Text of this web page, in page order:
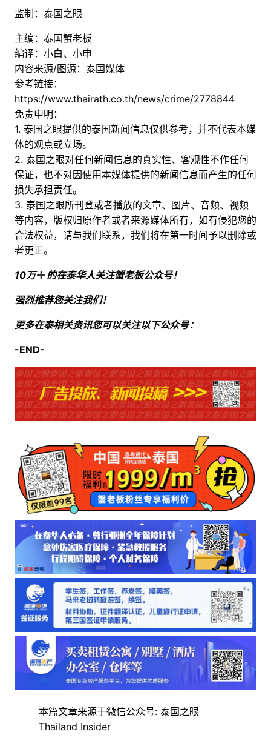
监制：泰国之眼
主编：泰国蟹老板
编译：小白、小申
内容来源/图源：泰国媒体
参考链接：
https://www.thairath.co.th/news/crime/2778844
免责申明：
1. 泰国之眼提供的泰国新闻信息仅供参考，并不代表本媒
体的观点或立场。
2. 泰国之眼对任何新闻信息的真实性、客观性不作任何
保证，也不对因使用本媒体提供的新闻信息而产生的任何
损失承担责任。
3. 泰国之眼所刊登或者播放的文章、图片、音频、视频
等内容，版权归原作者或者来源媒体所有，如有侵犯您的
合法权益，请与我们联系，我们将在第一时间予以删除或
者更正。
10万 的在泰华人关注蟹老板公众号！
强烈推荐您关注我们！
更多在泰相关资讯您可以关注以下公众号：
-END-
本篇文章来源于微信公众号: 泰国之眼
Thailand Insider